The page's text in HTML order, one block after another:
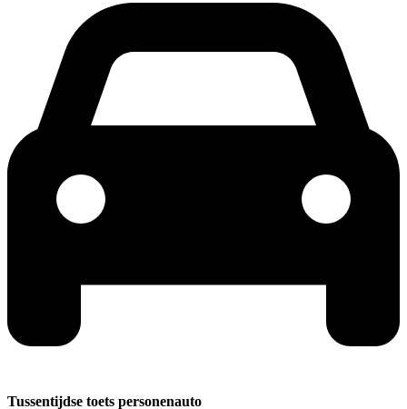
Tussentijdse toets personenauto